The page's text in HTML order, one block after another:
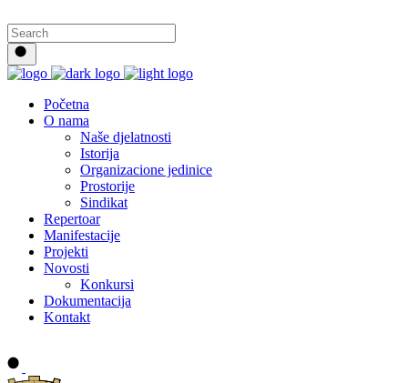
Početna
O nama
Naše djelatnosti
Istorija
Organizacione jedinice
Prostorije
Sindikat
Repertoar
Manifestacije
Projekti
Novosti
Konkursi
Dokumentacija
Kontakt